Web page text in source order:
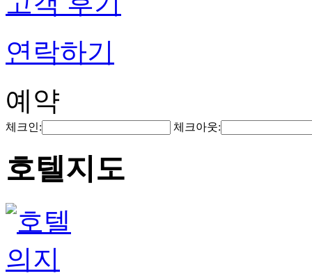
연락하기
예약
체크인: 체크아웃:
호텔지도